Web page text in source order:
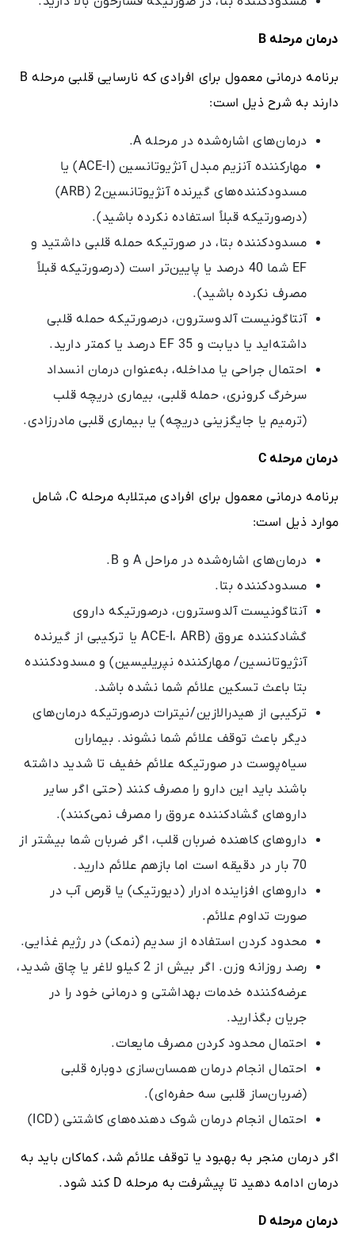
درمان مرحله B
برنامه درمانی معمول برای افرادی که نارسایی قلبی مرحله B
دارند به شرح ذیل است:
درمان‌های اشاره‌شده در مرحله A.
مهارکننده‌ آنزیم مبدل آنژیوتانسین (ACE-I) یا
مسدودکننده‌های گیرنده آنژیوتانسین2 (ARB)
(درصورتیکه قبلاً استفاده نکرده باشید).
مسدودکننده بتا، در صورتیکه حمله قلبی داشتید و
EF شما 40 درصد یا پایین‌تر است (درصورتیکه قبلاً
مصرف نکرده باشید).
آنتاگونیست آلدوسترون، درصورتیکه حمله قلبی
داشته‌اید یا دیابت و EF 35 درصد یا کمتر دارید.
احتمال جراحی یا مداخله، به‌عنوان درمان انسداد
سرخرگ کرونری، حمله قلبی، بیماری دریچه قلب
(ترمیم یا جایگزینی دریچه) یا بیماری قلبی مادرزادی.
درمان مرحله C
برنامه درمانی معمول برای افرادی مبتلابه مرحله C، شامل
موارد ذیل است:
درمان‌های اشاره‌شده در مراحل A و B.
مسدودکننده بتا.
آنتاگونیست آلدوسترون، درصورتیکه داروی
گشادکننده عروق (ACE-I، ARB یا ترکیبی از گیرنده
آنژیوتانسین/ مهارکننده نپریلیسین) و مسدودکننده
بتا باعث تسکین علائم شما نشده باشد.
ترکیبی از هیدرالازین/نیترات درصورتیکه درمان‌های
دیگر باعث توقف علائم شما نشوند. بیماران
سیاه‌پوست در صورتیکه علائم خفیف تا شدید داشته
باشند باید این دارو را مصرف کنند (حتی اگر سایر
داروهای گشادکننده عروق را مصرف نمی‌کنند).
داروهای کاهنده ضربان قلب، اگر ضربان شما بیشتر از
70 بار در دقیقه است اما بازهم علائم دارید.
داروهای افزاینده ادرار (دیورتیک) یا قرص آب در
صورت تداوم علائم.
محدود کردن استفاده از سدیم (نمک) در رژیم غذایی.
رصد روزانه وزن. اگر بیش از 2 کیلو لاغر یا چاق شدید،
عرضه‌کننده خدمات بهداشتی و درمانی خود را در
جریان بگذارید.
احتمال محدود کردن مصرف مایعات.
احتمال انجام درمان همسان‌سازی دوباره قلبی
(ضربان‌ساز قلبی سه حفره‌‌ای).
احتمال انجام درمان شوک دهنده‌های کاشتنی (ICD)
اگر درمان منجر به بهبود یا توقف علائم شد، کماکان باید به
درمان ادامه دهید تا پیشرفت به مرحله D کند شود.
درمان مرحله D